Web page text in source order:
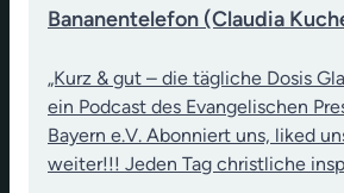
Bananentelefon (Claudia
„Kurz & gut – die tägliche Dosis
ein Podcast des Evangelischen
Bayern e.V. Abonniert uns, liked
weiter!!! Jeden Tag christliche